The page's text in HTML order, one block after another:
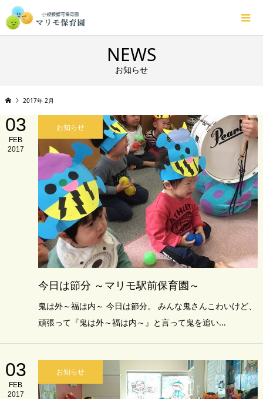
NEWS
お知らせ
2017年 2月
03
FEB
2017
お知らせ
今日は節分 ～マリモ駅前保育園～
鬼は外～福は内～ 今日は節分。 みんな鬼さんこわいけど、
頑張って『鬼は外～福は内～』と言って鬼を追い...
03
FEB
2017
お知らせ